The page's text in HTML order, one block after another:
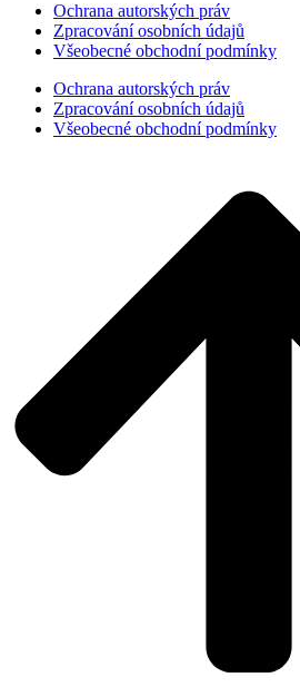
Ochrana autorských práv
Zpracování osobních údajů
Všeobecné obchodní podmínky
Ochrana autorských práv
Zpracování osobních údajů
Všeobecné obchodní podmínky